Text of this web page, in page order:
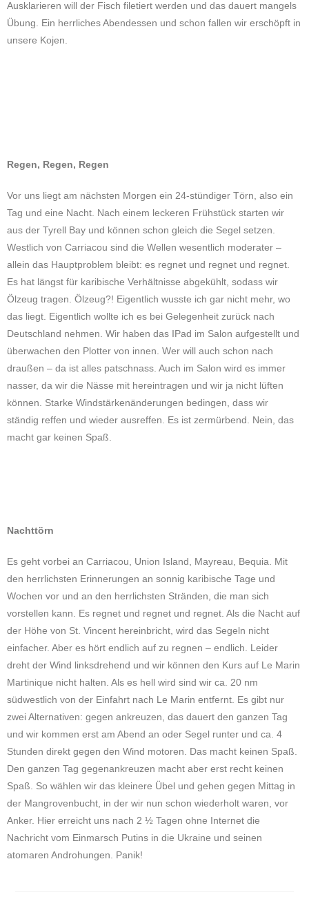
Ausklarieren will der Fisch filetiert werden und das dauert mangels
Übung. Ein herrliches Abendessen und schon fallen wir erschöpft in
unsere Kojen.
Regen, Regen, Regen
Vor uns liegt am nächsten Morgen ein 24-stündiger Törn, also ein
Tag und eine Nacht. Nach einem leckeren Frühstück starten wir
aus der Tyrell Bay und können schon gleich die Segel setzen.
Westlich von Carriacou sind die Wellen wesentlich moderater –
allein das Hauptproblem bleibt: es regnet und regnet und regnet.
Es hat längst für karibische Verhältnisse abgekühlt, sodass wir
Ölzeug tragen. Ölzeug?! Eigentlich wusste ich gar nicht mehr, wo
das liegt. Eigentlich wollte ich es bei Gelegenheit zurück nach
Deutschland nehmen. Wir haben das IPad im Salon aufgestellt und
überwachen den Plotter von innen. Wer will auch schon nach
draußen – da ist alles patschnass. Auch im Salon wird es immer
nasser, da wir die Nässe mit hereintragen und wir ja nicht lüften
können. Starke Windstärkenänderungen bedingen, dass wir
ständig reffen und wieder ausreffen. Es ist zermürbend. Nein, das
macht gar keinen Spaß.
Nachttörn
Es geht vorbei an Carriacou, Union Island, Mayreau, Bequia. Mit
den herrlichsten Erinnerungen an sonnig karibische Tage und
Wochen vor und an den herrlichsten Stränden, die man sich
vorstellen kann. Es regnet und regnet und regnet. Als die Nacht auf
der Höhe von St. Vincent hereinbricht, wird das Segeln nicht
einfacher. Aber es hört endlich auf zu regnen – endlich. Leider
dreht der Wind linksdrehend und wir können den Kurs auf Le Marin
Martinique nicht halten. Als es hell wird sind wir ca. 20 nm
südwestlich von der Einfahrt nach Le Marin entfernt. Es gibt nur
zwei Alternativen: gegen ankreuzen, das dauert den ganzen Tag
und wir kommen erst am Abend an oder Segel runter und ca. 4
Stunden direkt gegen den Wind motoren. Das macht keinen Spaß.
Den ganzen Tag gegenankreuzen macht aber erst recht keinen
Spaß. So wählen wir das kleinere Übel und gehen gegen Mittag in
der Mangrovenbucht, in der wir nun schon wiederholt waren, vor
Anker. Hier erreicht uns nach 2 ½ Tagen ohne Internet die
Nachricht vom Einmarsch Putins in die Ukraine und seinen
atomaren Androhungen. Panik!